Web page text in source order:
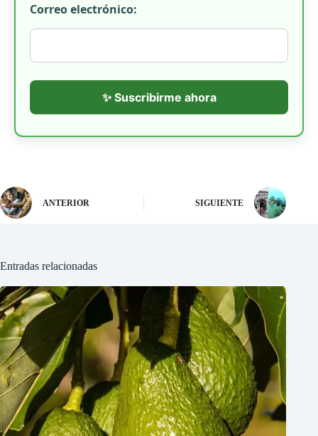
Correo electrónico:
✨ Suscribirme ahora
ANTERIOR SIGUIENTE
Entradas relacionadas